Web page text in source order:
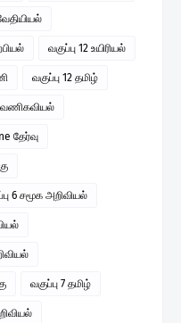
வகுப்பு 12 உயிரியல்
வகுப்பு 12 தமிழ்
வணிகவியல்
தேர்வு
6 சமூக அறிவியல்
வகுப்பு 7 தமிழ்